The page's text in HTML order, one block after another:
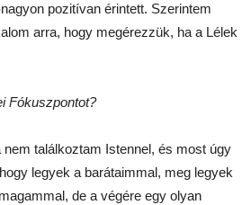
pozitívan érintett. Szerintem
arra, hogy megérezzük, ha a Lélek
Fókuszpontot?
nem találkoztam Istennel, és most úgy
legyek a barátaimmal, meg legyek
de a végére egy olyan